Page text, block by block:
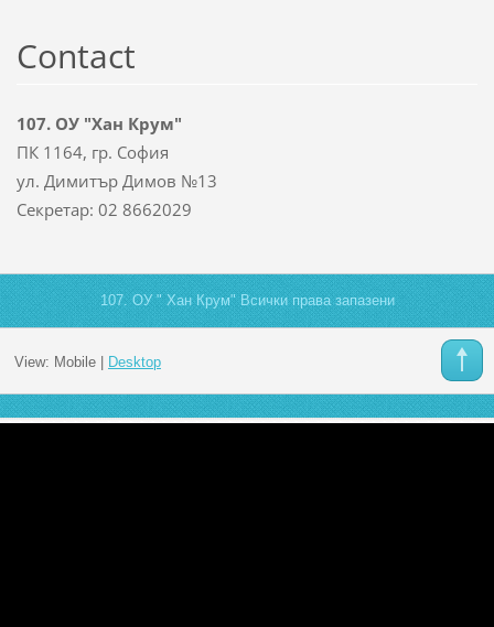
Contact
107. ОУ "Хан Крум"
ПК 1164, гр. София
ул. Димитър Димов №13
Секретар: 02 8662029
107. ОУ " Хан Крум" Всички права запазени
View: Mobile| Desktop